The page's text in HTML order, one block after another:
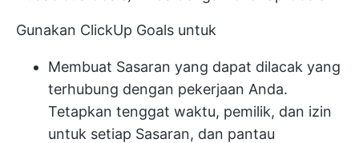
Gunakan ClickUp Goals untuk
Membuat Sasaran yang dapat dilacak yang
terhubung dengan pekerjaan Anda.
Tetapkan tenggat waktu, pemilik, dan izin
untuk setiap Sasaran, dan pantau